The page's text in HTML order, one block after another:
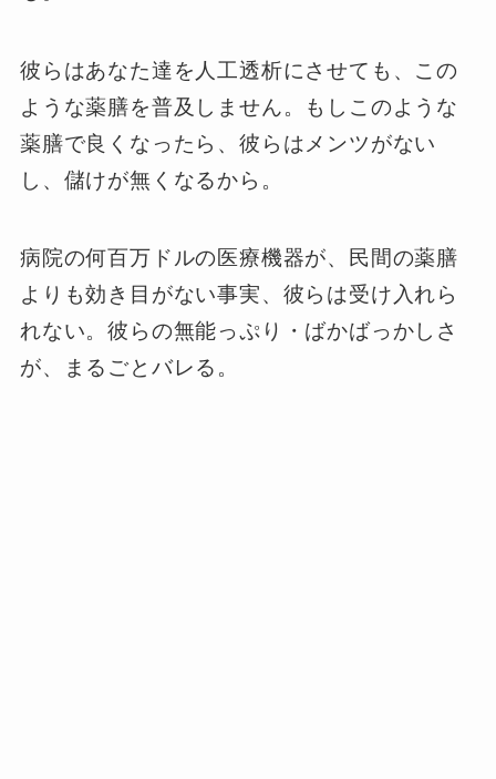
彼らはあなた達を人工透析にさせても、この
ような薬膳を普及しません。もしこのような
薬膳で良くなったら、彼らはメンツがない
し、儲けが無くなるから。
病院の何百万ドルの医療機器が、民間の薬膳
よりも効き目がない事実、彼らは受け入れら
れない。彼らの無能っぷり・ばかばっかしさ
が、まるごとバレる。